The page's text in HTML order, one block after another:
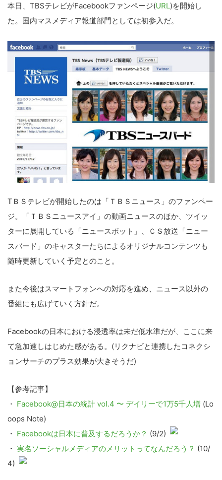
本日、TBSテレビがFacebookファンページ(URL)を開始し
た。国内マスメディア報道部門としては初参入だ。
TＢＳテレビが開始したのは「ＴＢＳニュース」のファンペー
ジ。「ＴＢＳニュースアイ」の動画ニュースのほか、ツイッ
ターに展開している「ニュースボット」、ＣＳ放送「ニュー
スバード」のキャスターたちによるオリジナルコンテンツも
随時更新していく予定とのこと。
また今後はスマートフォンへの対応を進め、ニュース以外の
番組にも広げていく方針だ。
Facebookの日本における浸透率は未だ低水準だが、ここに来
て急加速しはじめた感がある。(リクナビと連携したコネクシ
ョンサーチのプラス効果が大きそうだ)
【参考記事】
・ Facebook@日本の統計 vol.4 〜 デイリーで1万5千人増 (Lo
oops Note)
・ Facebookは日本に普及するだろうか？ (9/2)
・ 実名ソーシャルメディアのメリットってなんだろう？ (10/
4)
Block Data Bank